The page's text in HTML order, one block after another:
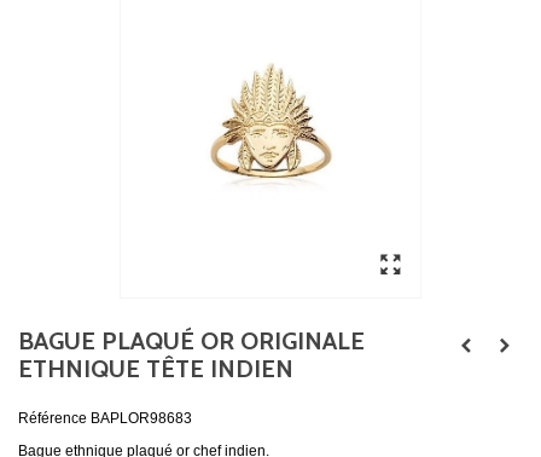
BAGUE PLAQUÉ OR ORIGINALE
ETHNIQUE TÊTE INDIEN
Référence BAPLOR98683
Bague ethnique plaqué or chef indien.